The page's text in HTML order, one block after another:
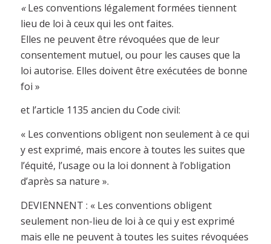
«Les conventions légalement formées tiennent
lieu de loi à ceux qui les ont faites.
Elles ne peuvent être révoquées que de leur
consentement mutuel, ou pour les causes que la
loi autorise. Elles doivent être exécutées de bonne
foi »
et l’article 1135 ancien du Code civil:
« Les conventions obligent non seulement à ce qui
y est exprimé, mais encore à toutes les suites que
l’équité, l’usage ou la loi donnent à l’obligation
d’après sa nature ».
DEVIENNENT : « Les conventions obligent
seulement non-lieu de loi à ce qui y est exprimé
mais elle ne peuvent à toutes les suites révoquées